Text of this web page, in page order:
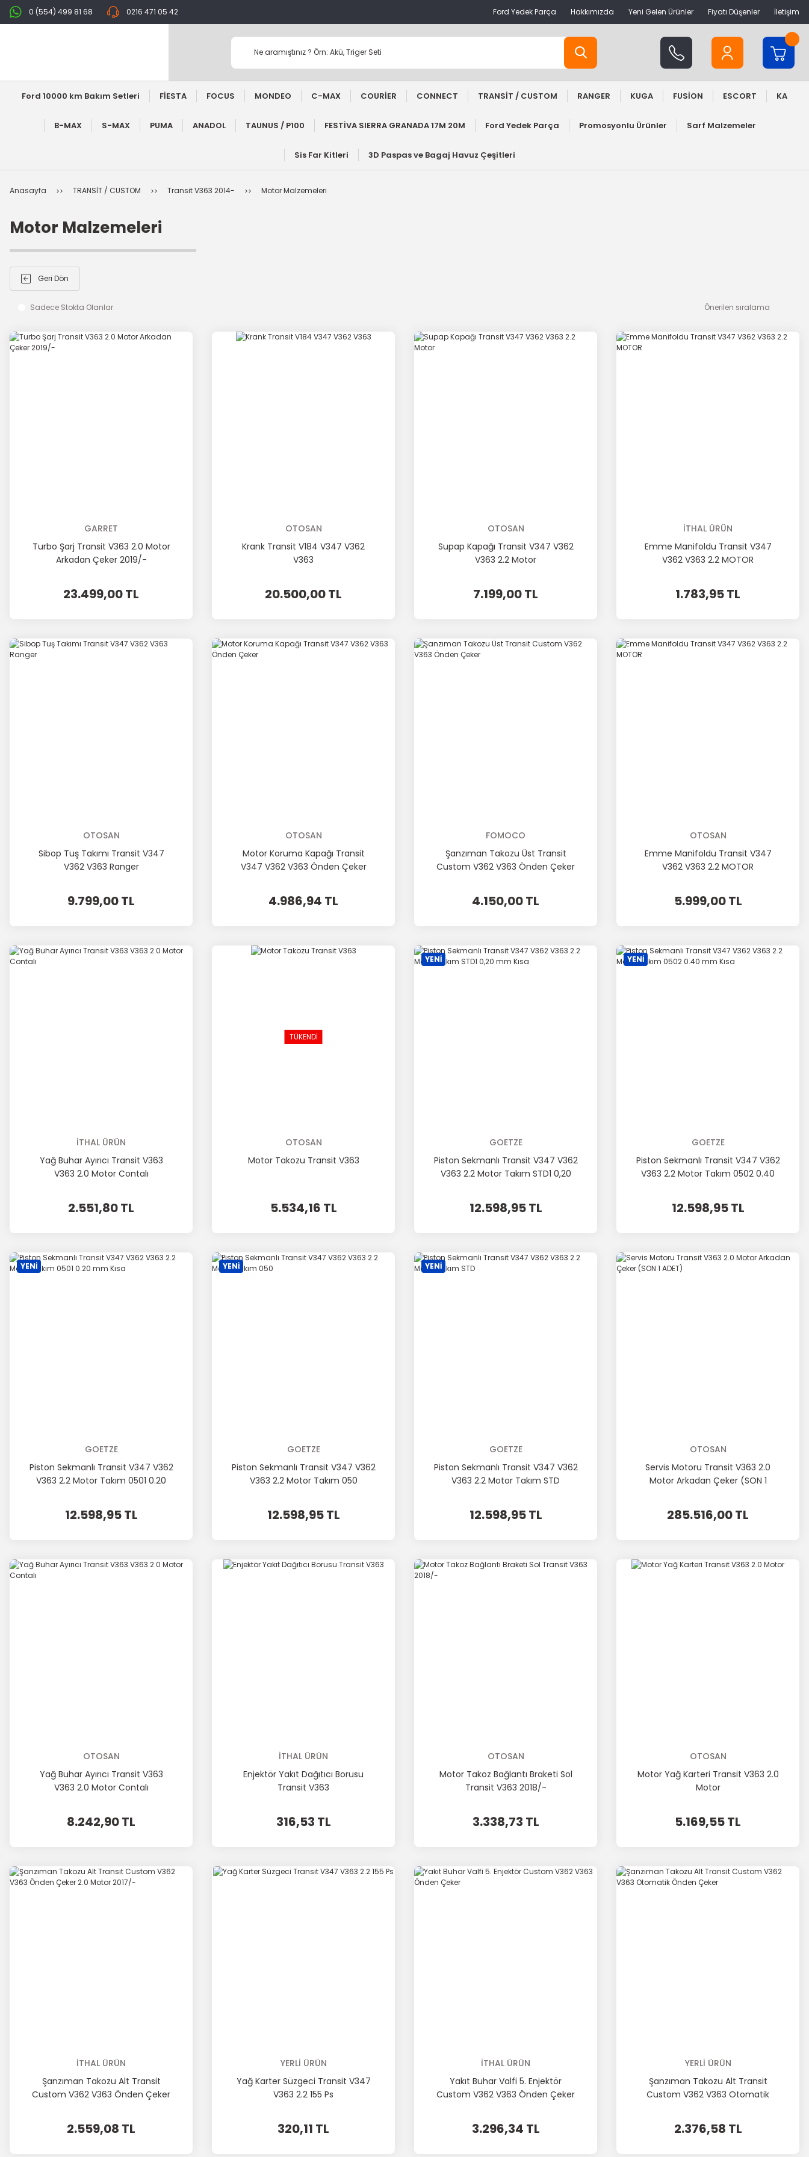
0 (554) 499 81 68 0216 471 05 42 Ford Yedek Parça Hakkımızda Yeni Gelen Ürünler Fiyatı Düşenler İletişim
Ford 10000 km Bakım Setleri FİESTA FOCUS MONDEO C-MAX COURİER CONNECT TRANSİT / CUSTOM RANGER KUGA FUSİON ESCORT KA
B-MAX S-MAX PUMA ANADOL TAUNUS / P100 FESTİVA SIERRA GRANADA 17M 20M Ford Yedek Parça Promosyonlu Ürünler Sarf Malzemeler
Sis Far Kitleri 3D Paspas ve Bagaj Havuz Çeşitleri
Anasayfa TRANSİT / CUSTOM Transit V363 2014- Motor Malzemeleri
Motor Malzemeleri
Geri Dön
Sadece Stokta Olanlar
GARRET
Turbo Şarj Transit V363 2.0 Motor
Arkadan Çeker 2019/-
23.499,00 TL
OTOSAN
Krank Transit V184 V347 V362
V363
20.500,00 TL
OTOSAN
Supap Kapağı Transit V347 V362
V363 2.2 Motor
7.199,00 TL
İTHAL ÜRÜN
Emme Manifoldu Transit V347
V362 V363 2.2 MOTOR
1.783,95 TL
OTOSAN
Sibop Tuş Takımı Transit V347
V362 V363 Ranger
9.799,00 TL
OTOSAN
Motor Koruma Kapağı Transit
V347 V362 V363 Önden Çeker
4.986,94 TL
FOMOCO
Şanzıman Takozu Üst Transit
Custom V362 V363 Önden Çeker
4.150,00 TL
OTOSAN
Emme Manifoldu Transit V347
V362 V363 2.2 MOTOR
5.999,00 TL
İTHAL ÜRÜN
Yağ Buhar Ayırıcı Transit V363
V363 2.0 Motor Contalı
2.551,80 TL
TÜKENDİ
OTOSAN
Motor Takozu Transit V363
5.534,16 TL
YENİ
GOETZE
Piston Sekmanlı Transit V347 V362
V363 2.2 Motor Takım STD1 0,20
12.598,95 TL
YENİ
GOETZE
Piston Sekmanlı Transit V347 V362
V363 2.2 Motor Takım 0502 0.40
12.598,95 TL
YENİ
GOETZE
Piston Sekmanlı Transit V347 V362
V363 2.2 Motor Takım 0501 0.20
12.598,95 TL
YENİ
GOETZE
Piston Sekmanlı Transit V347 V362
V363 2.2 Motor Takım 050
12.598,95 TL
YENİ
GOETZE
Piston Sekmanlı Transit V347 V362
V363 2.2 Motor Takım STD
12.598,95 TL
OTOSAN
Servis Motoru Transit V363 2.0
Motor Arkadan Çeker (SON 1
285.516,00 TL
OTOSAN
Yağ Buhar Ayırıcı Transit V363
V363 2.0 Motor Contalı
8.242,90 TL
İTHAL ÜRÜN
Enjektör Yakıt Dağıtıcı Borusu
Transit V363
316,53 TL
OTOSAN
Motor Takoz Bağlantı Braketi Sol
Transit V363 2018/-
3.338,73 TL
OTOSAN
Motor Yağ Karteri Transit V363 2.0
Motor
5.169,55 TL
İTHAL ÜRÜN
Şanzıman Takozu Alt Transit
Custom V362 V363 Önden Çeker
2.559,08 TL
YERLİ ÜRÜN
Yağ Karter Süzgeci Transit V347
V363 2.2 155 Ps
320,11 TL
İTHAL ÜRÜN
Yakıt Buhar Valfi 5. Enjektör
Custom V362 V363 Önden Çeker
3.296,34 TL
YERLİ ÜRÜN
Şanzıman Takozu Alt Transit
Custom V362 V363 Otomatik
2.376,58 TL